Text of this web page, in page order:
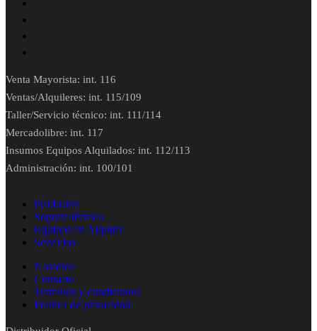
Venta Mayorista: int. 116
Ventas/Alquileres: int. 115/109
Taller/Servicio técnico: int. 111/114
Mercadolibre: int. 117
Insumos Equipos Alquilados: int. 112/113
Administración: int. 100/101
Productos
Soporte técnico
Equipos en Alquiler
Servicios
Nosotros
Contacto
Terminos y condiciones
Politica de privacidad